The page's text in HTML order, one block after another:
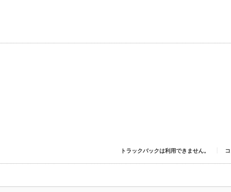
トラックバックは利用できません。